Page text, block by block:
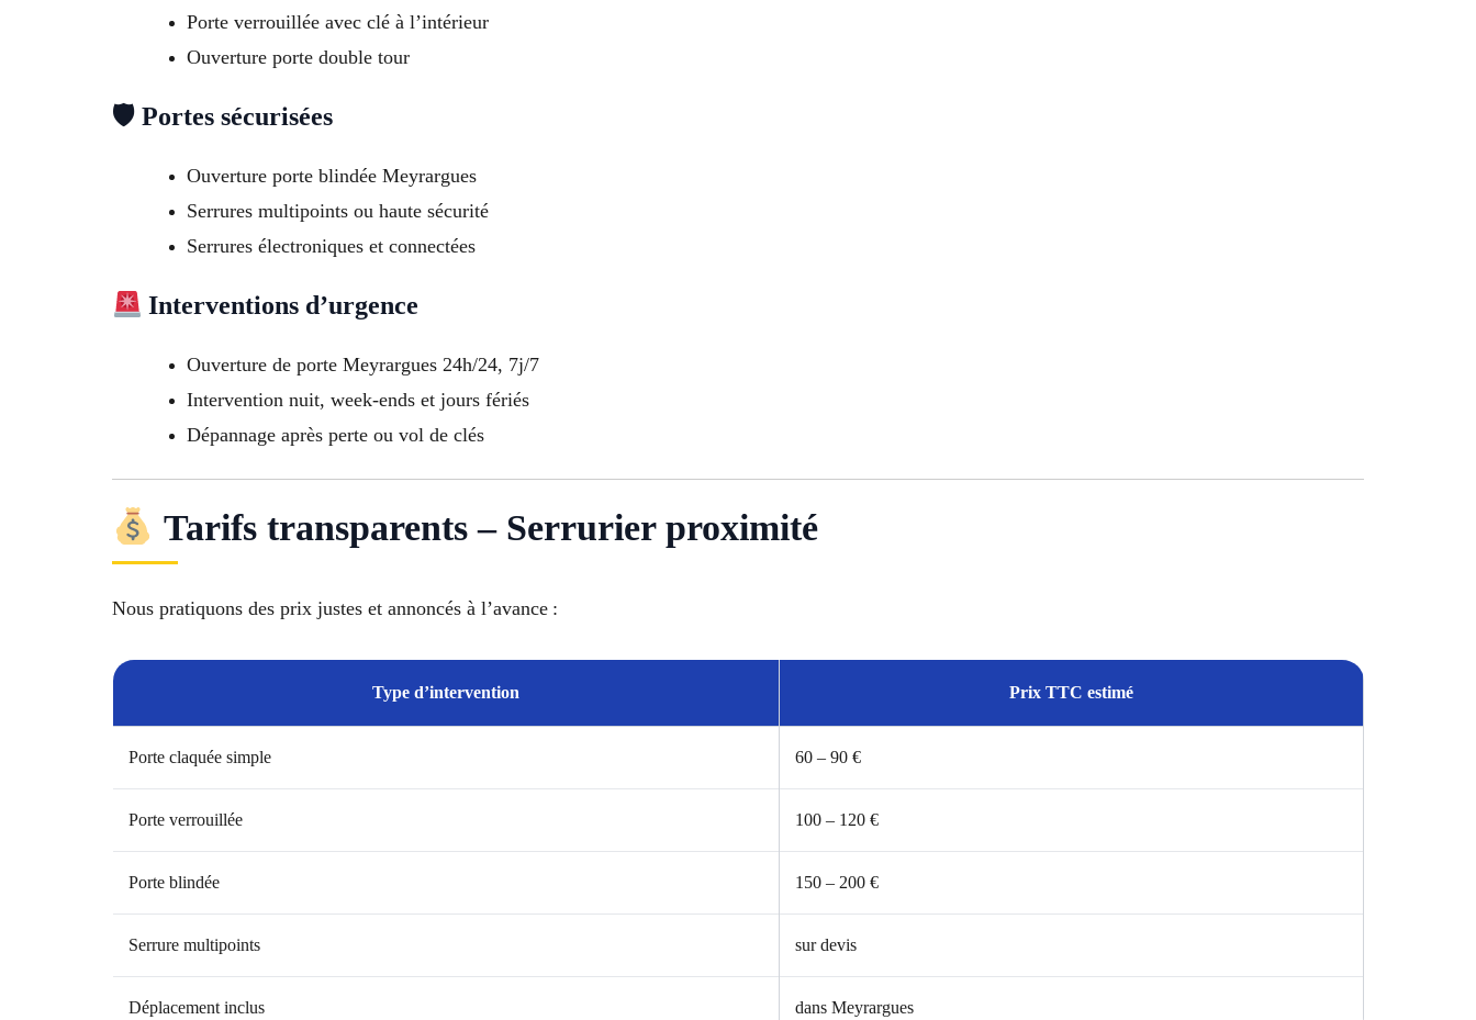
Porte verrouillée avec clé à l’intérieur
Ouverture porte double tour
🛡 Portes sécurisées
Ouverture porte blindée Meyrargues
Serrures multipoints ou haute sécurité
Serrures électroniques et connectées
Interventions d’urgence
Ouverture de porte Meyrargues 24h/24, 7j/7
Intervention nuit, week-ends et jours fériés
Dépannage après perte ou vol de clés
Tarifs transparents – Serrurier proximité
Nous pratiquons des prix justes et annoncés à l’avance :
Type d’intervention Prix TTC estimé
Porte claquée simple 60 – 90 €
Porte verrouillée 100 – 120 €
Porte blindée 150 – 200 €
Serrure multipoints sur devis
Déplacement inclus dans Meyrargues